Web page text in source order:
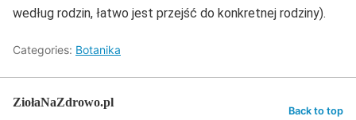
według rodzin, łatwo jest przejść do konkretnej rodziny).
Categories: Botanika
ZiołaNaZdrowo.pl
Back to top